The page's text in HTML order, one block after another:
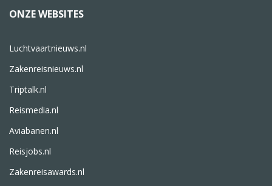
ONZE WEBSITES
Luchtvaartnieuws.nl
Zakenreisnieuws.nl
Triptalk.nl
Reismedia.nl
Aviabanen.nl
Reisjobs.nl
Zakenreisawards.nl